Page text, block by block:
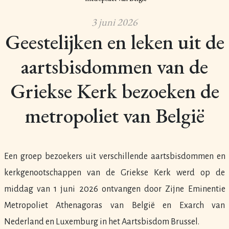
3 juni 2026
Geestelijken en leken uit de
aartsbisdommen van de
Griekse Kerk bezoeken de
metropoliet van België
Een groep bezoekers uit verschillende aartsbisdommen en
kerkgenootschappen van de Griekse Kerk werd op de
middag van 1 juni 2026 ontvangen door Zijne Eminentie
Metropoliet Athenagoras van België en Exarch van
Nederland en Luxemburg in het Aartsbisdom Brussel.